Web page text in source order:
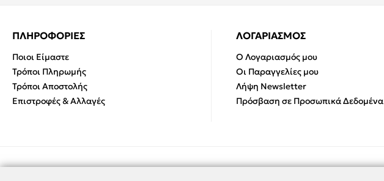
ΠΛΗΡΟΦΟΡΙΕΣ
Ποιοι Είμαστε
Τρόποι Πληρωμής
Τρόποι Αποστολής
Επιστροφές & Αλλαγές
ΛΟΓΑΡΙΑΣΜΟΣ
Ο Λογαριασμός μου
Οι Παραγγελίες μου
Λήψη Newsletter
Πρόσβαση σε Προσωπικά Δεδομένα